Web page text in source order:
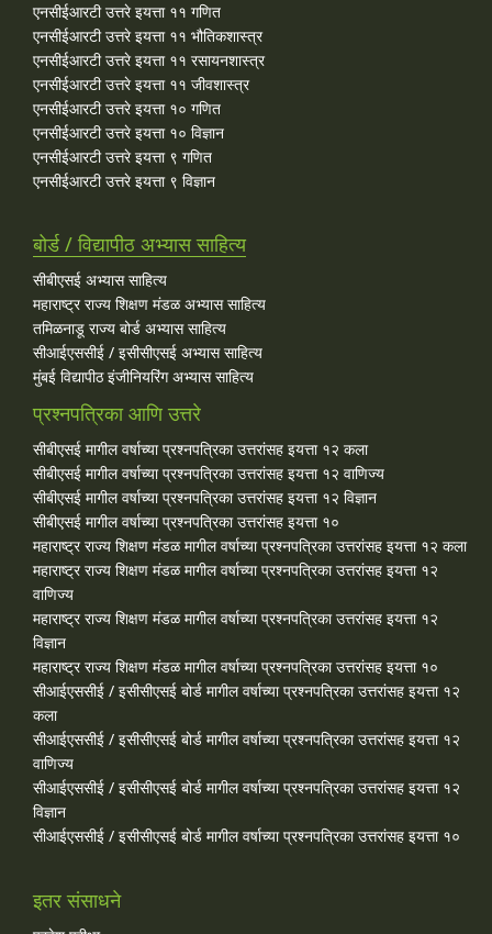
एनसीईआरटी उत्तरे इयत्ता ११ गणित
एनसीईआरटी उत्तरे इयत्ता ११ भौतिकशास्त्र
एनसीईआरटी उत्तरे इयत्ता ११ रसायनशास्त्र
एनसीईआरटी उत्तरे इयत्ता ११ जीवशास्त्र
एनसीईआरटी उत्तरे इयत्ता १० गणित
एनसीईआरटी उत्तरे इयत्ता १० विज्ञान
एनसीईआरटी उत्तरे इयत्ता ९ गणित
एनसीईआरटी उत्तरे इयत्ता ९ विज्ञान
बोर्ड / विद्यापीठ अभ्यास साहित्य
सीबीएसई अभ्यास साहित्य
महाराष्ट्र राज्य शिक्षण मंडळ अभ्यास साहित्य
तमिळनाडू राज्य बोर्ड अभ्यास साहित्य
सीआईएससीई / इसीसीएसई अभ्यास साहित्य
मुंबई विद्यापीठ इंजीनियरिंग अभ्यास साहित्य
प्रश्नपत्रिका आणि उत्तरे
सीबीएसई मागील वर्षाच्या प्रश्‍नपत्रिका उत्तरांसह इयत्ता १२ कला
सीबीएसई मागील वर्षाच्या प्रश्‍नपत्रिका उत्तरांसह इयत्ता १२ वाणिज्य
सीबीएसई मागील वर्षाच्या प्रश्‍नपत्रिका उत्तरांसह इयत्ता १२ विज्ञान
सीबीएसई मागील वर्षाच्या प्रश्‍नपत्रिका उत्तरांसह इयत्ता १०
महाराष्ट्र राज्य शिक्षण मंडळ मागील वर्षाच्या प्रश्‍नपत्रिका उत्तरांसह इयत्ता १२ कला
महाराष्ट्र राज्य शिक्षण मंडळ मागील वर्षाच्या प्रश्‍नपत्रिका उत्तरांसह इयत्ता १२
वाणिज्य
महाराष्ट्र राज्य शिक्षण मंडळ मागील वर्षाच्या प्रश्‍नपत्रिका उत्तरांसह इयत्ता १२
विज्ञान
महाराष्ट्र राज्य शिक्षण मंडळ मागील वर्षाच्या प्रश्‍नपत्रिका उत्तरांसह इयत्ता १०
सीआईएससीई / इसीसीएसई बोर्ड मागील वर्षाच्या प्रश्‍नपत्रिका उत्तरांसह इयत्ता १२
कला
सीआईएससीई / इसीसीएसई बोर्ड मागील वर्षाच्या प्रश्‍नपत्रिका उत्तरांसह इयत्ता १२
वाणिज्य
सीआईएससीई / इसीसीएसई बोर्ड मागील वर्षाच्या प्रश्‍नपत्रिका उत्तरांसह इयत्ता १२
विज्ञान
सीआईएससीई / इसीसीएसई बोर्ड मागील वर्षाच्या प्रश्‍नपत्रिका उत्तरांसह इयत्ता १०
इतर संसाधने